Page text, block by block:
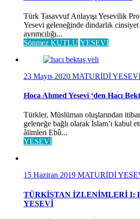
Türk Tasavvuf Anlayışı Yesevilik
Yesevi geleneğinde dindarlık
ayrımcılığı...
Sönmez KUTLU YESEVİ
23 Mayıs 2020 MATURİDİ
Hoca Ahmed Yesevi ‘den Hacı
Türkler, Müslüman oluşlarından
geleneğe bağlı olarak İslam’ı kabul
âlimleri Ebû...
YESEVİ
15 Haziran 2019 MATURİDİ
TÜRKİSTAN İZLENİMLERİ I:
YESEVİ